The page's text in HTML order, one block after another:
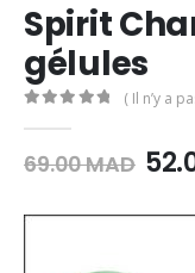
Spirit
gélules
( Il n’y a
69.00MAD Le